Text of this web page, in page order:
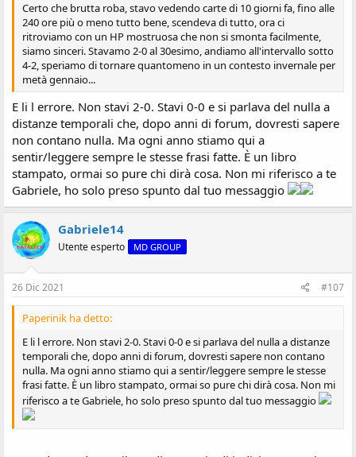
Certo che brutta roba, stavo vedendo carte di 10 giorni fa, fino alle
240 ore più o meno tutto bene, scendeva di tutto, ora ci
ritroviamo con un HP mostruosa che non si smonta facilmente,
siamo sinceri. Stavamo 2-0 al 30esimo, andiamo all'intervallo sotto
4-2, speriamo di tornare quantomeno in un contesto invernale per
metà gennaio...
E li l errore. Non stavi 2-0. Stavi 0-0 e si parlava del nulla a
distanze temporali che, dopo anni di forum, dovresti sapere
non contano nulla. Ma ogni anno stiamo qui a
sentir/leggere sempre le stesse frasi fatte. È un libro
stampato, ormai so pure chi dirà cosa. Non mi riferisco a te
Gabriele, ho solo preso spunto dal tuo messaggio
Gabriele14
Utente esperto MD GROUP
26 Dic 2021 #107
Paperinik ha detto:
E li l errore. Non stavi 2-0. Stavi 0-0 e si parlava del nulla a distanze
temporali che, dopo anni di forum, dovresti sapere non contano
nulla. Ma ogni anno stiamo qui a sentir/leggere sempre le stesse
frasi fatte. È un libro stampato, ormai so pure chi dirà cosa. Non mi
riferisco a te Gabriele, ho solo preso spunto dal tuo messaggio